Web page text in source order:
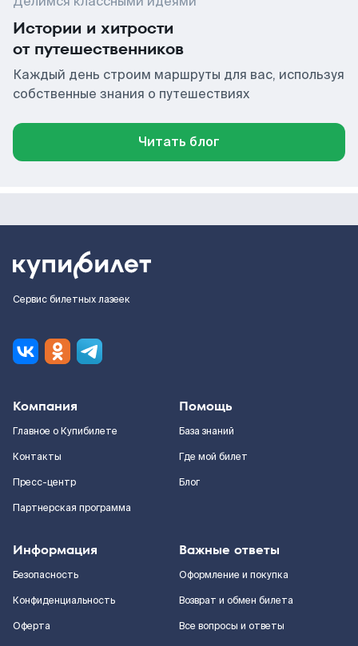
Истории и хитрости
от путешественников
Каждый день строим маршруты для вас, используя
собственные знания о путешествиях
Читать блог
Сервис билетных лазеек
Компания
Главное о Купибилете
Контакты
Пресс-центр
Партнерская программа
Помощь
База знаний
Где мой билет
Блог
Информация
Безопасность
Конфиденциальность
Оферта
Важные ответы
Оформление и покупка
Возврат и обмен билета
Все вопросы и ответы